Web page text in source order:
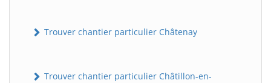
Trouver chantier particulier Châtenay
Trouver chantier particulier Châtillon-en-